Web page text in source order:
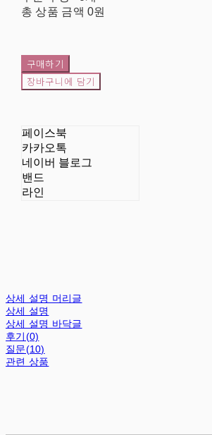
총 상품 금액 0원
구매하기
장바구니에 담기
페이스북
카카오톡
네이버 블로그
밴드
라인
상세 설명 머리글
상세 설명
상세 설명 바닥글
후기(0)
질문(10)
관련 상품